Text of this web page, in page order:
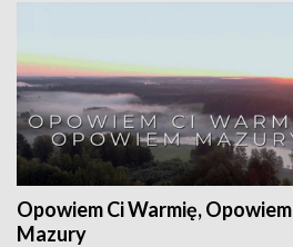
Opowiem Ci Warmię, Opowiem
Mazury